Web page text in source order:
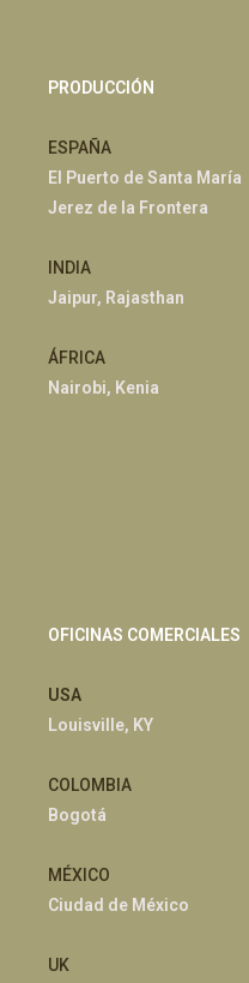
PRODUCCIÓN
ESPAÑA
El Puerto de Santa María
Jerez de la Frontera
INDIA
Jaipur, Rajasthan
ÁFRICA
Nairobi, Kenia
OFICINAS COMERCIALES
USA
Louisville, KY
COLOMBIA
Bogotá
MÉXICO
Ciudad de México
UK